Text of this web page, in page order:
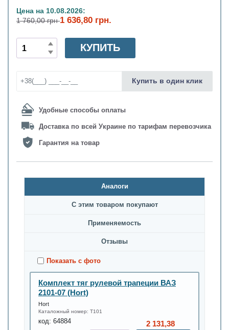
Цена на 10.08.2026:
1 760,00 грн1 636,80 грн.
Удобные способы оплаты
Доставка по всей Украине по тарифам перевозчика
Гарантия на товар
КУПИТЬ
Купить в один клик
Аналоги
С этим товаром покупают
Применяемость
Oтзывы
Показать с фото
Комплект тяг рулевой трапеции ВАЗ
2101-07 (Hort)
Hort
Каталожный номер: T101
код: 64884 2 131,38